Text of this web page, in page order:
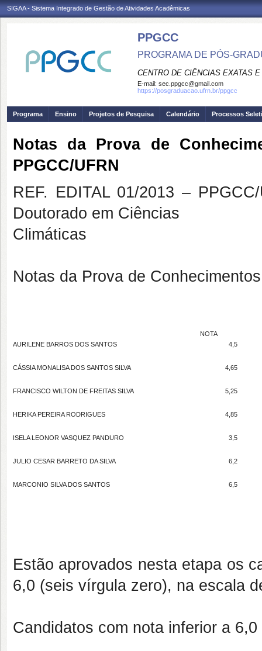
SIGAA - Sistema Integrado de Gestão de Atividades Acadêmicas
PPGCC
PROGRAMA DE PÓS-
CENTRO DE CIÊNCIAS EXATAS
E-mail: sec.ppgcc@gmail.com
https://posgraduacao.ufrn.br/ppgcc
Programa Ensino Projetos de Pesquisa Calendário Processos
Notas da Prova de
PPGCC/UFRN
REF. EDITAL 01/2013 –
Doutorado em Ciências
Climáticas
Notas da Prova de
NOTA
AURILENE BARROS DOS SANTOS
4,5
CÁSSIA MONALISA DOS SANTOS SILVA 4,65
FRANCISCO WILTON DE FREITAS SILVA 5,25
HERIKA PEREIRA RODRIGUES 4,85
ISELA LEONOR VASQUEZ PANDURO 3,5
JULIO CESAR BARRETO DA SILVA 6,2
MARCONIO SILVA DOS SANTOS 6,5
Estão aprovados nesta etapa os
6,0 (seis vírgula zero), na escala
Candidatos com nota inferior a